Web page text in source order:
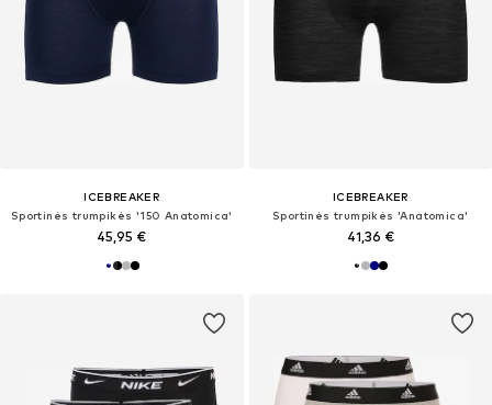
ICEBREAKER
Sportinės trumpikės '150 Anatomica'
45,95 €
ICEBREAKER
Sportinės trumpikės 'Anatomica'
41,36 €